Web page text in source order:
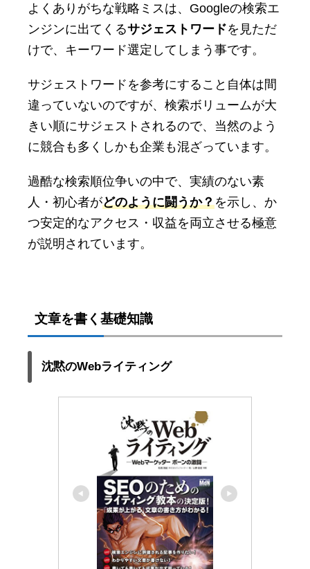
よくありがちな戦略ミスは、Googleの検索エ
ンジンに出てくるサジェストワードを見ただ
けで、キーワード選定してしまう事です。
サジェストワードを参考にすること自体は間
違っていないのですが、検索ボリュームが大
きい順にサジェストされるので、当然のよう
に競合も多くしかも企業も混ざっています。
過酷な検索順位争いの中で、実績のない素
人・初心者がどのように闘うか？を示し、か
つ安定的なアクセス・収益を両立させる極意
が説明されています。
文章を書く基礎知識
沈黙のWebライティング